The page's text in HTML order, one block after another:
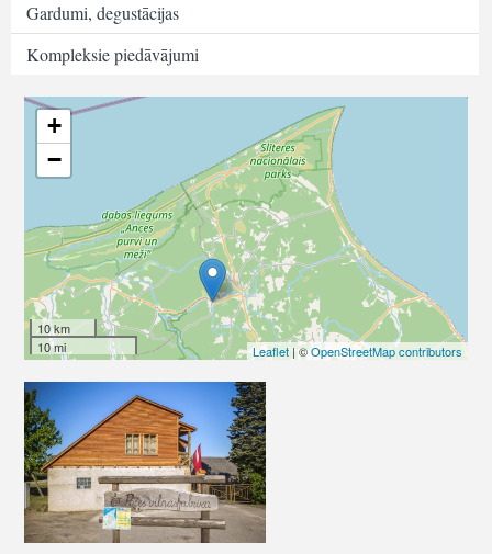
Gardumi, degustācijas
Kompleksie piedāvājumi
+
−
10 km
10 mi
Leaflet| ©OpenStreetMap contributors